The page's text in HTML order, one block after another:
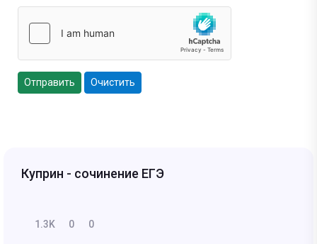
Отправить Очистить
Куприн - сочинение ЕГЭ
1.3K 0 0